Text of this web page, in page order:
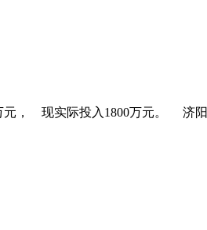
元， 现实际投入1800万元。 济